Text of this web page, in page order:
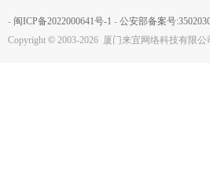
- 闽ICP备2022000641号-1 - 公安部备案号
Copyright © 2003-2026 厦门来宜网络科技有限公